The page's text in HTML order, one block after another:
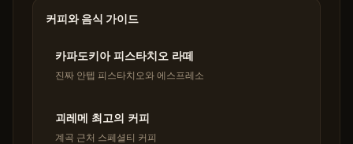
커피와 음식 가이드
카파도키아 피스타치오 라떼
진짜 안텝 피스타치오와 에스프레소
괴레메 최고의 커피
계곡 근처 스페셜티 커피